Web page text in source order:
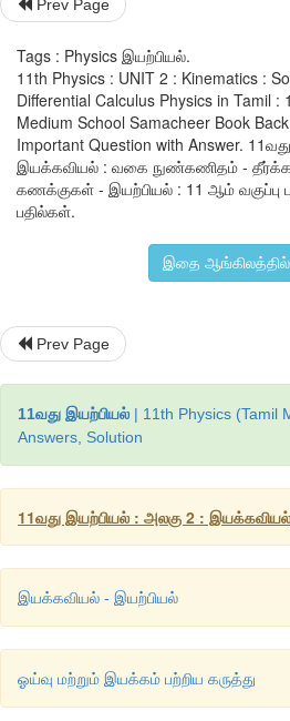
கொடுக்கப்பட்ட சார்பு x = A + A
தீர்வு
இங்கு சார்பற்ற மாறி ‘t’ மற்றும்
dx/dt = 0+A1+2A 2t
Prev Page
Tags : Physics இயற்பியல்.
11th Physics : UNIT 2 : Kinematics :
Differential Calculus Physics in Tamil :
Medium School Samacheer Book
Important Question with Answer.
இயக்கவியல் : வகை நுண்கணிதம் -
கணக்குகள் - இயற்பியல் : 11 ஆம் வகுப்பு
பதில்கள்.
இதை ஆங்கிலத்தில்
Prev Page
11வது இயற்பியல் | 11th Physics (Tamil
Answers, Solution
11வது இயற்பியல் : அலகு 2 : இயக்கவியல்
இயக்கவியல் - இயற்பியல்
ஓய்வு மற்றும் இயக்கம் பற்றிய கருத்து